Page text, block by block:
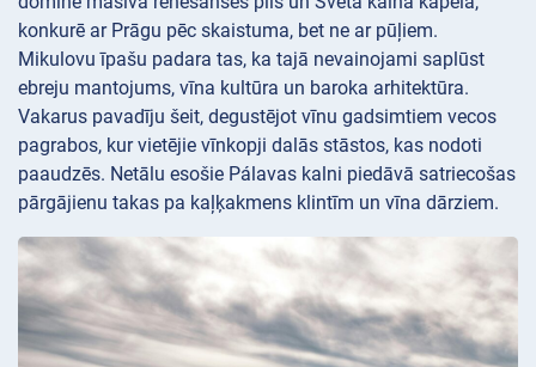
konkurē ar Prāgu pēc skaistuma, bet ne ar pūļiem.
Mikulovu īpašu padara tas, ka tajā nevainojami saplūst
ebreju mantojums, vīna kultūra un baroka arhitektūra.
Vakarus pavadīju šeit, degustējot vīnu gadsimtiem vecos
pagrabos, kur vietējie vīnkopji dalās stāstos, kas nodoti
paaudzēs. Netālu esošie Pálavas kalni piedāvā satriecošas
pārgājienu takas pa kaļķakmens klintīm un vīna dārziem.